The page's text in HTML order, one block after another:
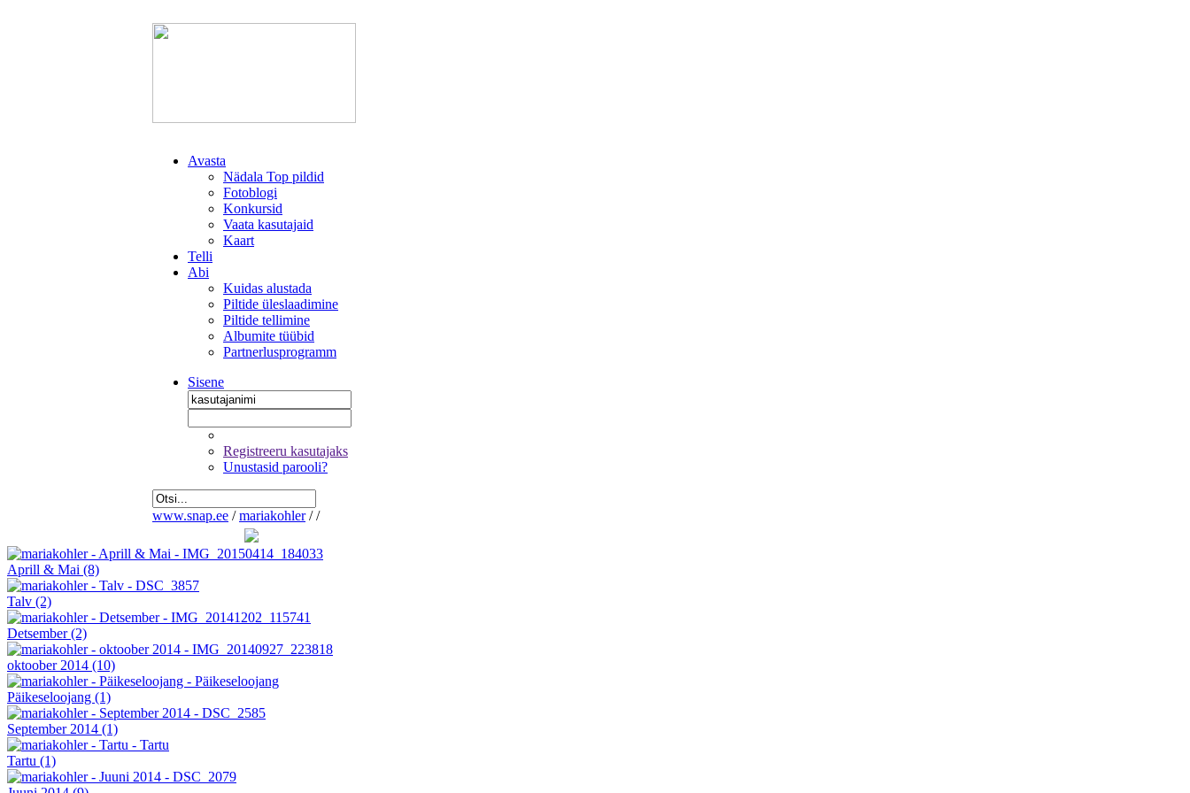
Avasta
Nädala Top pildid
Fotoblogi
Konkursid
Vaata kasutajaid
Kaart
Telli
Abi
Kuidas alustada
Piltide üleslaadimine
Piltide tellimine
Albumite tüübid
Partnerlusprogramm
Sisene
Registreeru kasutajaks
Unustasid parooli?
www.snap.ee / mariakohler / /
Aprill & Mai (8)
Talv (2)
Detsember(2)
oktoober 2014 (10)
Päikeseloojang (1)
September 2014 (1)
Tartu (1)